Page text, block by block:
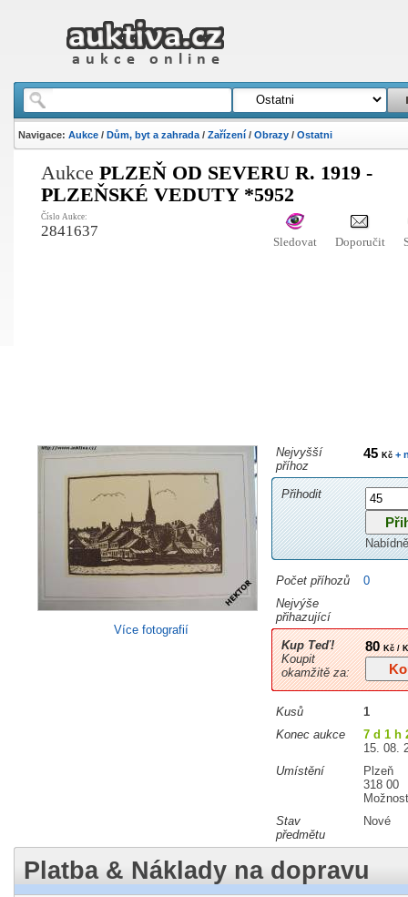
Navigace: Aukce/ Dům, byt a zahrada/ Zařízení/ Obrazy/ Ostatni
Aukce PLZEŇ OD SEVERU R. 1919 -
PLZEŇSKÉ VEDUTY *5952
Číslo Aukce:
2841637
Sledovat Doporučit
Více fotografií
Nejvyšší
příhoz
45 Kč+
Přihodit
Počet příhozů
0
Nejvýše
přihazující
Kup Teď!
Koupit
okamžitě za:
80Kč /
Kusů
1
Konec aukce
7 d 1 h
15. 08.
Umístění
Plzeň
318 00
Stav
předmětu
Nové
Platba & Náklady na dopravu